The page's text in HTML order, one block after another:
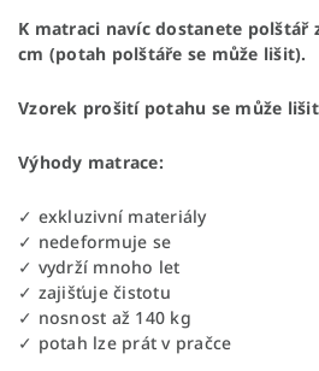
K matraci navíc dostanete polštář
cm (potah polštáře se může lišit).
Vzorek prošití potahu se může
Výhody matrace:
✓ exkluzivní materiály
✓ nedeformuje se
✓ vydrží mnoho let
✓ zajišťuje čistotu
✓ nosnost až 140 kg
✓ potah lze prát v pračce